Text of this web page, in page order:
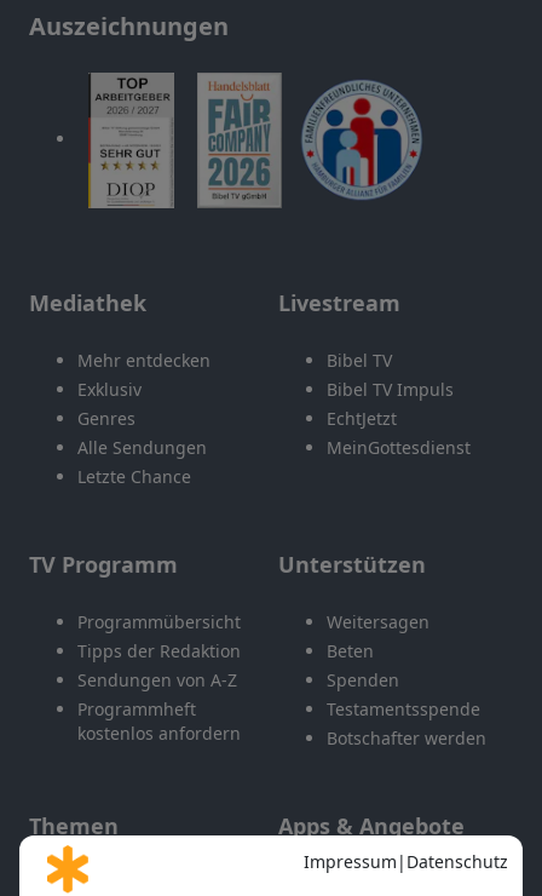
Auszeichnungen
Mediathek
Mehr entdecken
Exklusiv
Genres
Alle Sendungen
Letzte Chance
Livestream
Bibel TV
Bibel TV Impuls
EchtJetzt
MeinGottesdienst
TV Programm
Programmübersicht
Tipps der Redaktion
Sendungen von A-Z
Programmheft
kostenlos anfordern
Unterstützen
Weitersagen
Beten
Spenden
Testamentsspende
Botschafter werden
Themen
Gott und Bibel erklärt
Apps & Angebote